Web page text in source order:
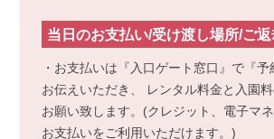
当日のお支払い/受け渡し場所/ご
・お支払いは『入口ゲート窓口』で『
お伝えいただき、 レンタル料金と入園
お願い致します。(クレジット、電子マ
お支払いをご利用いただけます。)